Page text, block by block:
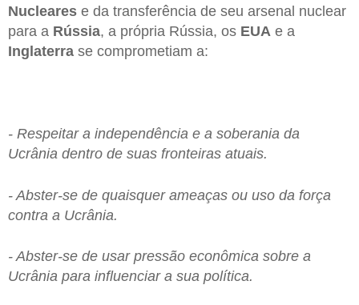
Nucleares e da transferência de seu arsenal nuclear
para a Rússia, a própria Rússia, os EUA e a
Inglaterra se comprometiam a:
- Respeitar a independência e a soberania da
Ucrânia dentro de suas fronteiras atuais.
- Abster-se de quaisquer ameaças ou uso da força
contra a Ucrânia.
- Abster-se de usar pressão econômica sobre a
Ucrânia para influenciar a sua política.